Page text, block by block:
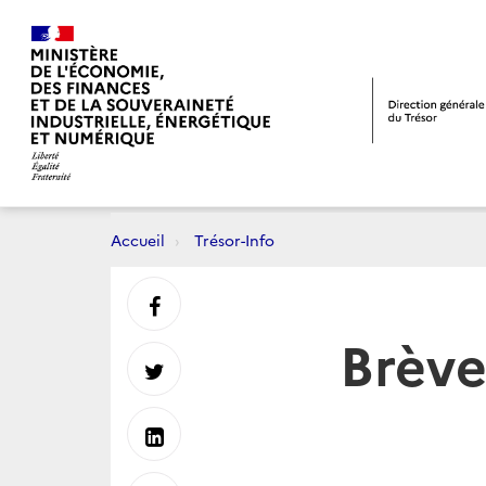
Accueil Trésor-Info
Partager
sur
Partager
sur
Partager